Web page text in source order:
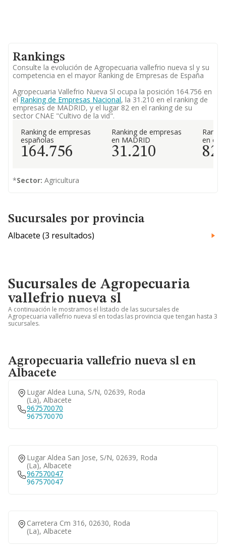
Rankings
Consulte la evolución de Agropecuaria vallefrio nueva sl y su
competencia en el mayor Ranking de Empresas de España
Agropecuaria Vallefrio Nueva Sl ocupa la posición 164.756 en
elRanking de Empresas Nacional, la 31.210 en el ranking de
empresas de MADRID, y el lugar 82 en el ranking de su
sector CNAE "Cultivo de la vid".
Ranking de empresas
españolas
164.756
Ranking de empresas
en MADRID
31.210
en el
82
*Sector: Agricultura
Sucursales por provincia
Albacete (3 resultados)
Sucursales de Agropecuaria
vallefrio nueva sl
A continuación le mostramos el listado de las sucursales de
Agropecuaria vallefrio nueva sl en todas las provincia que tengan hasta 3
sucursales.
Agropecuaria vallefrio nueva sl en
Albacete
Lugar Aldea Luna, S/n, 02639, Roda
(la), Albacete
967570070
967570070
Lugar Aldea San Jose, S/n, 02639, Roda
(la), Albacete
967570047
967570047
Carretera Cm 316, 02630, Roda
(la), Albacete